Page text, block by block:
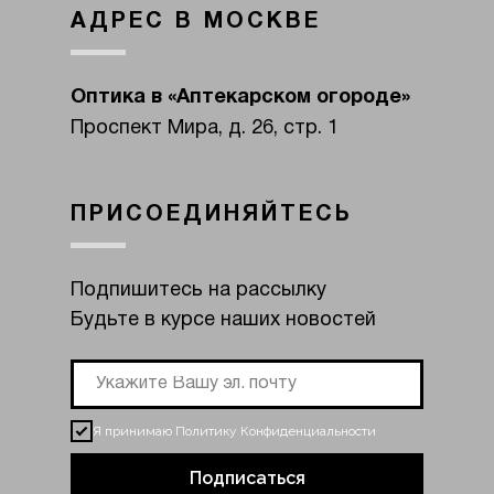
АДРЕС В МОСКВЕ
ПРИСОЕДИНЯЙТЕСЬ
Оптика в «Аптекарском огороде»
Проспект Мира, д. 26, стр. 1
Подпишитесь на рассылку
Будьте в курсе наших новостей
Я принимаю Политику Конфиденциальности
Подписаться